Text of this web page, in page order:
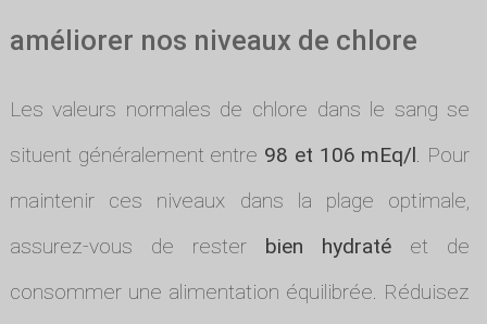
améliorer nos niveaux de chlore
Les valeurs normales de chlore dans le sang se
situent généralement entre 98 et 106 mEq/l. Pour
maintenir ces niveaux dans la plage optimale,
assurez-vous de rester bien hydraté et de
consommer une alimentation équilibrée. Réduisez